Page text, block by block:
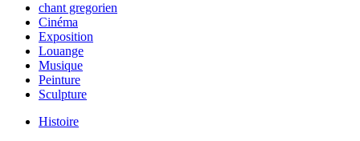
chant gregorien
Cinéma
Exposition
Louange
Musique
Peinture
Sculpture
Histoire